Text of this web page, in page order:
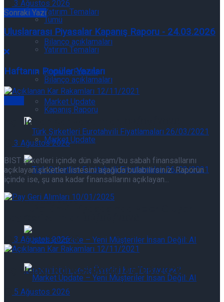
Yatırım Temaları
Bilanço açıklamaları
Kapanış Raporu
Market Update
Eurotahvil Piyasasında Neler Oluyor
07/08/2026
Tümü
Yatırım Temaları
Bilanço açıklamaları
Kapanış Raporu
Market Update
07/08/2026
3 Ağustos 2026
Sonraki Yazı
Uluslararası Piyasalar Kapanış Raporu - 24.03.2026
Haftanın Popüler Yazıları
Açıklanan Kar Rakamları 03/08/2026
3 Ağustos 2026
BIST şirketleri içinde dün akşam/bu sabah finansallarını
açıklayan şirketler listesini aşağıda bulabilirsiniz. Raporun
içinde ise, şu ana kadar finansallarını açıklayan...
3 Ağustos 2026
Açıklanan Kar Rakamları 05/08/2026
5 Ağustos 2026